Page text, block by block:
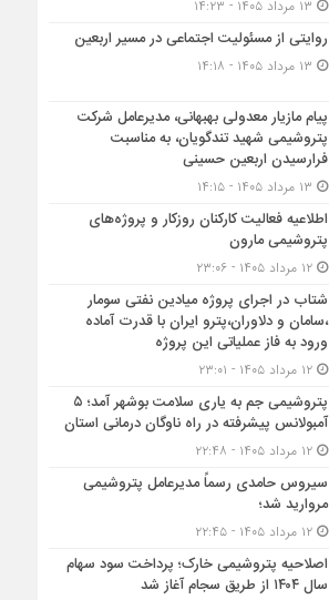
روایتی از مسئولیت اجتماعی در مسیر اربعین
پیام مازیار معدولی بهبهانی، مدیرعامل شرکت
پتروشیمی شهید تندگویان، به مناسبت
فرارسیدن اربعین حسینی
اطلاعیه فعالیت کارکنان روزکار و پروژه‌های
پتروشیمی مارون
۱۲ مرداد ۱۴۰۵ - ۲۳:۰۶
شتاب در اجرای پروژه میادین نفتی سومار
،سامان و دلاوران،پترو ایران با قدرت آماده
ورود به فاز عملیاتی این پروژه
۱۲ مرداد ۱۴۰۵ - ۲۳:۰۱
پتروشیمی جم به یاری سلامت بوشهر آمد؛ ۵
آمبولانس پیشرفته در راه ناوگان درمانی استان
۱۲ مرداد ۱۴۰۵ - ۲۲:۴۸
سیروس حامدی رسماً مدیرعامل پتروشیمی
مروارید شد؛
۱۲ مرداد ۱۴۰۵ - ۲۲:۴۵
اصلاحیه پتروشیمی خارک؛ پرداخت سود سهام
سال ۱۴۰۴ از طریق سجام آغاز شد